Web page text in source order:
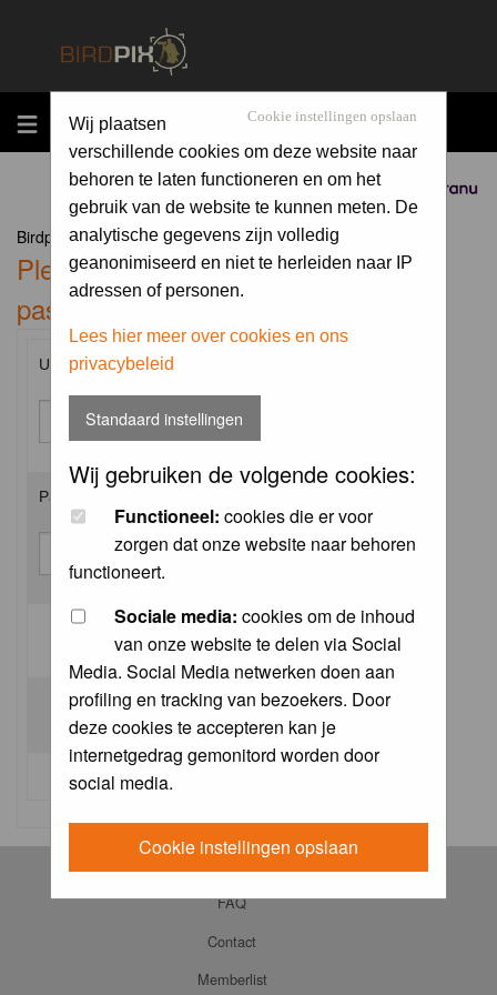
MENU
Sponsored by
Cookie instellingen opslaan
Wij plaatsen
verschillende cookies om deze website naar
behoren te laten functioneren en om het
gebruik van de website te kunnen meten. De
analytische gegevens zijn volledig
geanonimiseerd en niet te herleiden naar IP
adressen of personen.
Lees hier meer over cookies en ons
privacybeleid
Standaard instellingen
Wij gebruiken de volgende cookies:
Functioneel: cookies die er voor
zorgen dat onze website naar behoren
functioneert.
Sociale media: cookies om de inhoud
van onze website te delen via Social
Media. Social Media netwerken doen aan
profiling en tracking van bezoekers. Door
deze cookies te accepteren kan je
internetgedrag gemonitord worden door
social media.
Cookie instellingen opslaan
Birdpix.nl Forum Index
Please enter your username and
password to log in.
Username:
Password:
Log me on automatically each visit:
I forgot my password
FAQ
Contact
Memberlist